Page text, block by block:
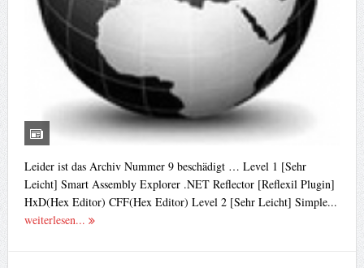
Leider ist das Archiv Nummer 9 beschädigt … Level 1 [Sehr
Leicht] Smart Assembly Explorer .NET Reflector [Reflexil Plugin]
HxD(Hex Editor) CFF(Hex Editor) Level 2 [Sehr Leicht] Simple...
weiterlesen...